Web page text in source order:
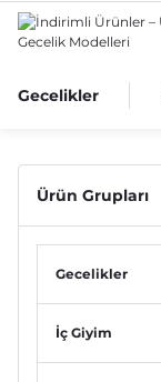
Gecelikler
Ürün Grupları
Gecelikler
İç Giyim